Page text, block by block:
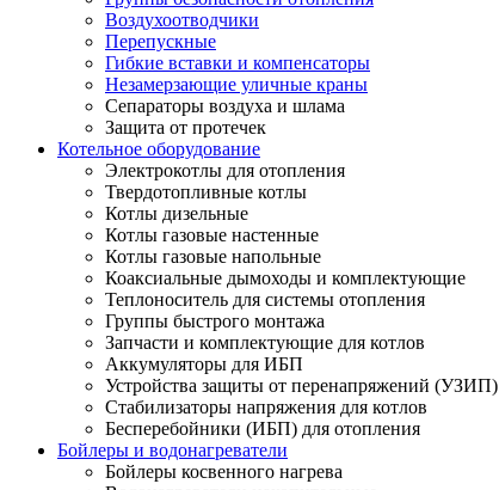
Воздухоотводчики
Перепускные
Гибкие вставки и компенсаторы
Незамерзающие уличные краны
Сепараторы воздуха и шлама
Защита от протечек
Котельное оборудование
Электрокотлы для отопления
Твердотопливные котлы
Котлы дизельные
Котлы газовые настенные
Котлы газовые напольные
Коаксиальные дымоходы и комплектующие
Теплоноситель для системы отопления
Группы быстрого монтажа
Запчасти и комплектующие для котлов
Аккумуляторы для ИБП
Устройства защиты от перенапряжений (УЗИП)
Стабилизаторы напряжения для котлов
Бесперебойники (ИБП) для отопления
Бойлеры и водонагреватели
Бойлеры косвенного нагрева